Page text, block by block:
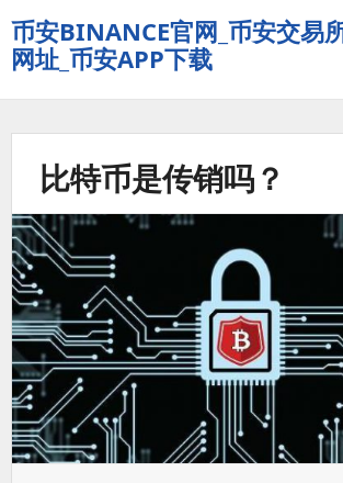
币安BINANCE官网_币安交易
网址_币安APP下载
比特币是传销吗？